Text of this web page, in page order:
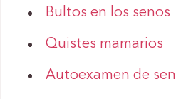
Bultos en los senos
Quistes mamarios
Autoexamen de